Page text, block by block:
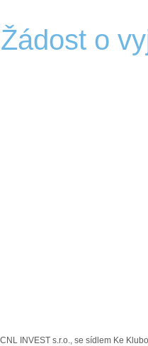
Žádost o
CNL INVEST s.r.o., se sídlem Ke